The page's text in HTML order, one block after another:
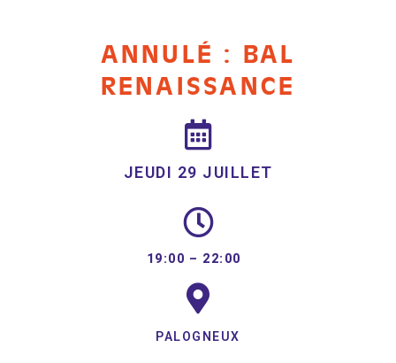
ANNULÉ : BAL
RENAISSANCE
JEUDI 29 JUILLET
19:00 – 22:00
PALOGNEUX